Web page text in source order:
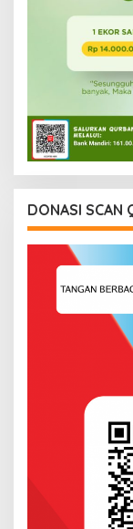
DONASI SCAN